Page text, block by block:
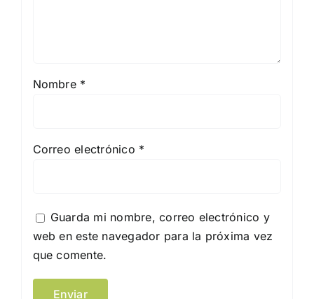
Nombre *
Correo electrónico *
Guarda mi nombre, correo electrónico y
web en este navegador para la próxima vez
que comente.